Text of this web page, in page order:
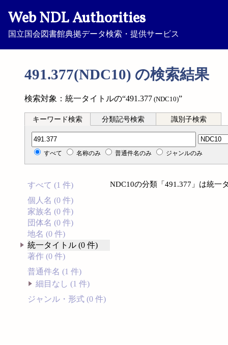
Web NDL Authorities
国立国会図書館典拠データ検索・提供サービス
491.377(NDC10) の検索結果
検索対象：統一タイトルの“491.377 (NDC10)”
キーワード検索 分類記号検索 識別子検索
分類記号検索
すべて 名称のみ 普通件名のみ ジャンルのみ
すべて (1 件)
個人名 (0 件)
家族名 (0 件)
団体名 (0 件)
地名 (0 件)
統一タイトル (0 件)
著作 (0 件)
普通件名 (1 件)
細目なし (1 件)
ジャンル・形式 (0 件)
NDC10の分類「491.377」は統一